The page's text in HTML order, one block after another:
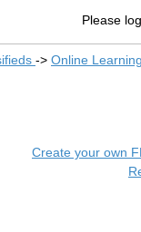
Please
-> Online
Create your own